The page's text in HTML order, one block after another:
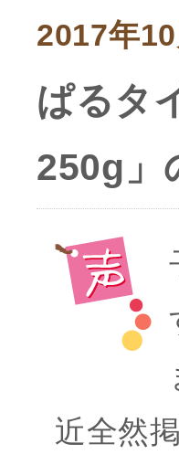
2017年
ぱるタ
250g」
近全然